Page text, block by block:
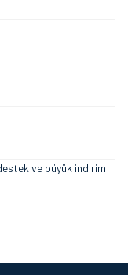
ve büyük indirim